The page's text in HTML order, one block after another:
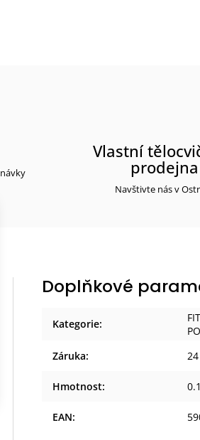
Vlastní
prodejna
Navštivte nás v
Doplňkové
Kategorie:
Záruka: 24
Hmotnost:
EAN: